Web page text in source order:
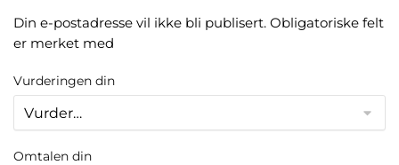
Din e-postadresse vil ikke bli publisert. Obligatoriske felt
er merket med
Vurderingen din
Omtalen din